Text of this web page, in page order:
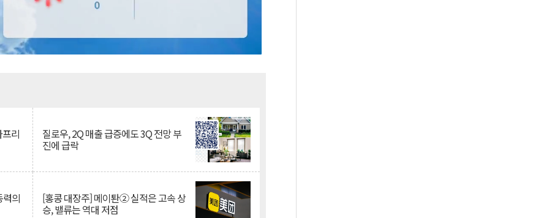
리 질로우, 2Q 매출 급증에도 3Q 전망 부
진에 급락
의 [홍콩 대장주] 메이퇀② 실적은 고속 상
승, 밸류는 역대 저점